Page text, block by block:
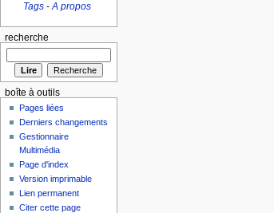
Tags -A propos
recherche
boîte à outils
Pages liées
Derniers changements
Gestionnaire
Multimédia
Page d'index
Version imprimable
Lien permanent
Citer cette page